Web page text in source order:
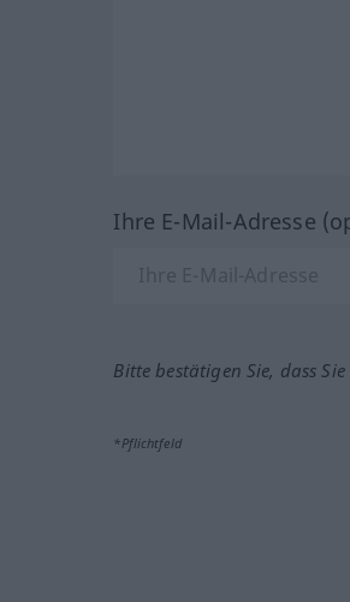
Ihre E-Mail-Adresse
Bitte bestätigen Sie, dass
*Pflichtfeld